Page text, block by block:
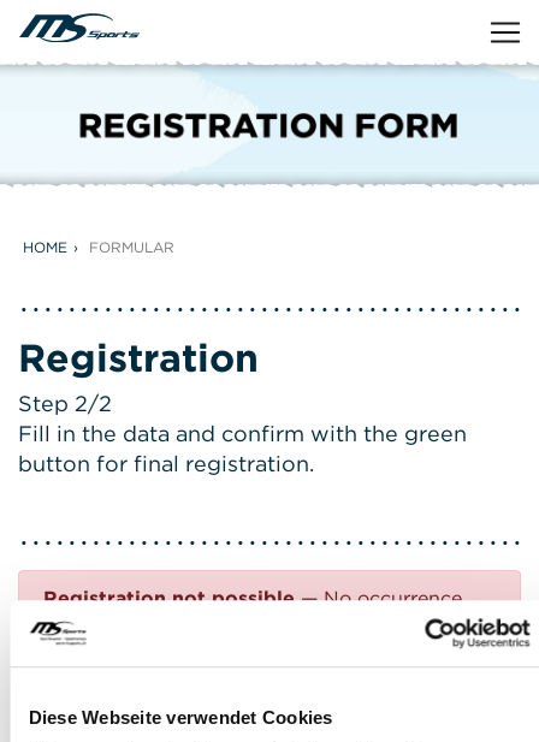
Diese Webseite verwendet Cookies
HOME FORMULAR
Registration
Step 2/2
Fill in the data and confirm with the green
button for final registration.
Registration not possible— No occurrence
found
Questions?